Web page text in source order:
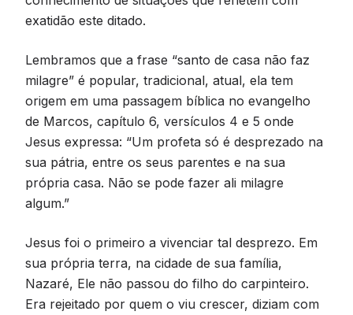
exatidão este ditado.
Lembramos que a frase “santo de casa não faz
milagre” é popular, tradicional, atual, ela tem
origem em uma passagem bíblica no evangelho
de Marcos, capítulo 6, versículos 4 e 5 onde
Jesus expressa: “Um profeta só é desprezado na
sua pátria, entre os seus parentes e na sua
própria casa. Não se pode fazer ali milagre
algum.”
Jesus foi o primeiro a vivenciar tal desprezo. Em
sua própria terra, na cidade de sua família,
Nazaré, Ele não passou do filho do carpinteiro.
Era rejeitado por quem o viu crescer, diziam com